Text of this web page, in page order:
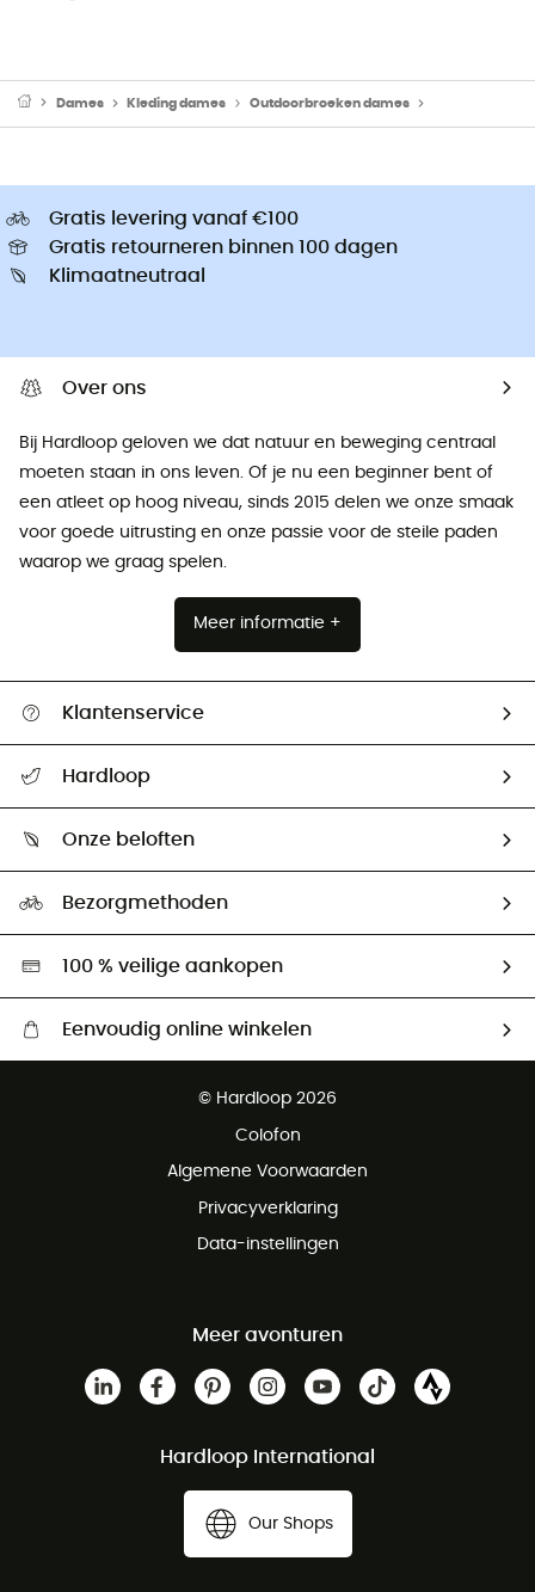
Dames Kleding dames Outdoorbroeken dames
Gratis levering vanaf €100
Gratis retourneren binnen 100 dagen
Klimaatneutraal
Over ons
Bij Hardloop geloven we dat natuur en beweging centraal
moeten staan ​​in ons leven. Of je nu een beginner bent of
een atleet op hoog niveau, sinds 2015 delen we onze smaak
voor goede uitrusting en onze passie voor de steile paden
waarop we graag spelen.
Meer informatie +
Klantenservice
Mijn zending volgen
Retourzendingen & Terugbetalingen
Hardloop
Ambassadeurs
Onze beloften
Hardgreen
Bezorgmethoden
100 % veilige aankopen
Eenvoudig online winkelen
Gratis retourneren binnen 100 dagen
© Hardloop 2026
Colofon
Algemene Voorwaarden
Privacyverklaring
Data-instellingen
Meer avonturen
Hardloop International
Our Shops